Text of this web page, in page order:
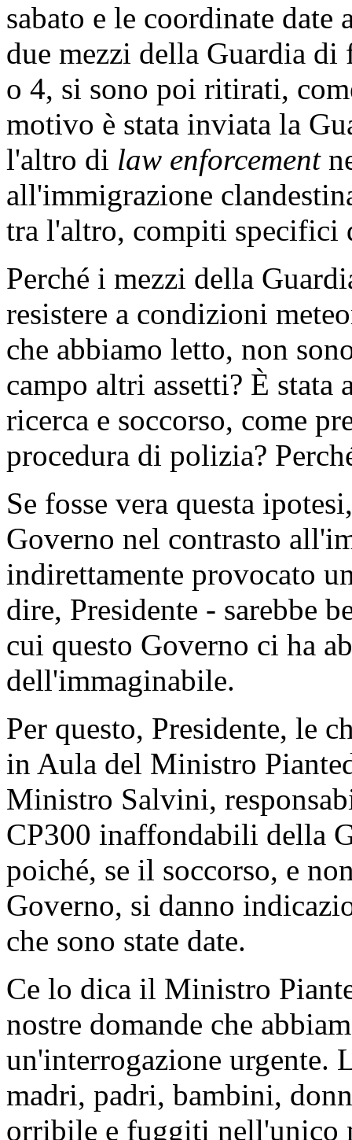
sabato e le coordinate
due mezzi della Guardia
o 4, si sono poi ritirati,
motivo è stata inviata la
l'altro di law enforcement
all'immigrazione
tra l'altro, compiti specifici
Perché i mezzi della
resistere a condizioni
che abbiamo letto, non
campo altri assetti? È
ricerca e soccorso, come
procedura di polizia?
Se fosse vera questa
Governo nel contrasto
indirettamente provocato
dire, Presidente - sarebbe
cui questo Governo ci ha
dell'immaginabile.
Per questo, Presidente, le
in Aula del Ministro
Ministro Salvini,
CP300 inaffondabili della
poiché, se il soccorso, e
Governo, si danno
che sono state date.
Ce lo dica il Ministro
nostre domande che
un'interrogazione urgente.
madri, padri, bambini,
orribile e fuggiti nell'unico